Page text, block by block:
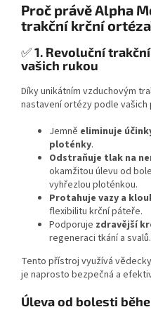
Proč právě Alpha
trakční krční
✅1. Revoluční
vašich rukou
Díky unikátním vzduchovým
nastavení ortézy podle
Jemně eliminuje
ploténky.
Odstraňuje tlak na
okamžitou úlevu od
vyhřezlou ploténkou.
Protahuje vazy a
flexibilitu krční páteře.
Podporuje zdravější
regeneraci tkání a svalů.
Tento přístroj využívá
je naprosto bezpečná a
Úleva od bolesti